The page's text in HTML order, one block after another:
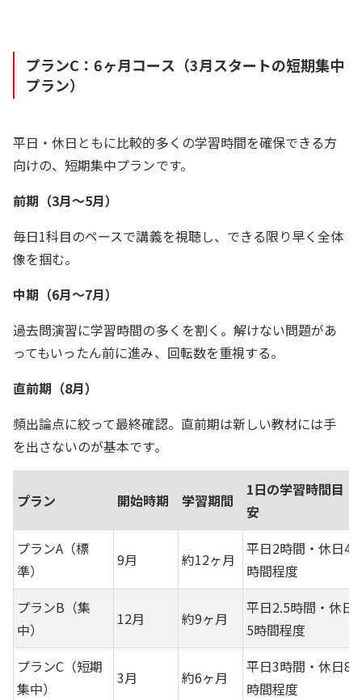
プランC：6ヶ月コース（3月スタートの短期集中
プラン）
平日・休日ともに比較的多くの学習時間を確保できる方
向けの、短期集中プランです。
前期（3月～5月）
毎日1科目のペースで講義を視聴し、できる限り早く全体
像を掴む。
中期（6月～7月）
過去問演習に学習時間の多くを割く。解けない問題があ
ってもいったん前に進み、回転数を重視する。
直前期（8月）
頻出論点に絞って最終確認。直前期は新しい教材には手
を出さないのが基本です。
プラン 開始時期 学習期間
1日の学習時間目
安
プランA（標
準）
9月 約12ヶ月
平日2時間・休日4
時間程度
プランB（集
中）
12月 約9ヶ月
平日2.5時間・休日
5時間程度
プランC（短期
集中）
3月 約6ヶ月
平日3時間・休日8
時間程度